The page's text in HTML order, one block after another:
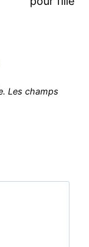
Les champs